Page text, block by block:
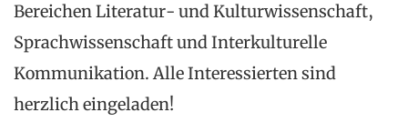
Bereichen Literatur- und Kulturwissenschaft,
Sprachwissenschaft und Interkulturelle
Kommunikation. Alle Interessierten sind
herzlich eingeladen!